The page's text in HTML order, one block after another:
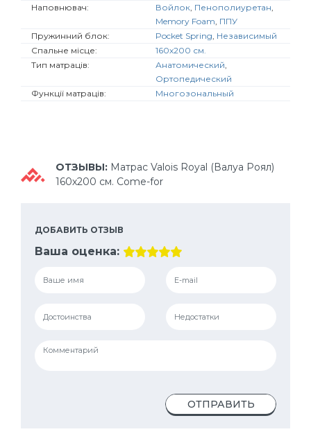
Наповнювач:
Войлок, Пенополиуретан,
Memory Foam, ППУ
Пружинний блок:
Pocket Spring, Независимый
Спальне місце:
160х200 см.
Тип матраців:
Анатомический,
Ортопедический
Функції матраців:
Многозональный
ОТЗЫВЫ: Матрас Valois Royal (Валуа Роял)
160х200 см. Come-for
ДОБАВИТЬ ОТЗЫВ
Ваша оценка:
ОТПРАВИТЬ